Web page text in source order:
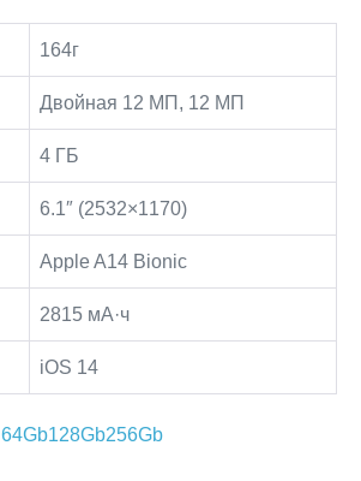
164г
Двойная 12 МП, 12 МП
4 ГБ
6.1″ (2532×1170)
Apple A14 Bionic
2815 мА·ч
iOS 14
64Gb128Gb256Gb